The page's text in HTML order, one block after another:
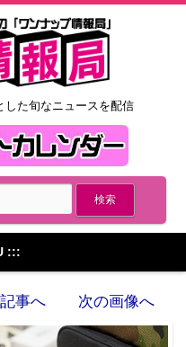
した旬なニュースを配信
:::
事へ 次の画像へ